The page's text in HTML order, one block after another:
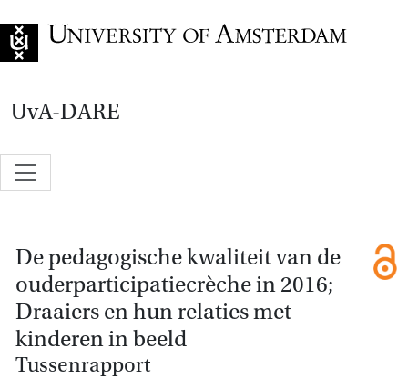
UvA-DARE
De pedagogische kwaliteit van de
ouderparticipatiecrèche in 2016;
Draaiers en hun relaties met
kinderen in beeld
Tussenrapport